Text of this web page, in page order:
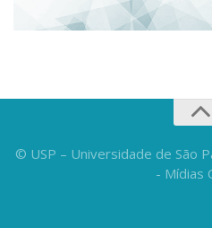
© USP – Universidade de São
- Mídias